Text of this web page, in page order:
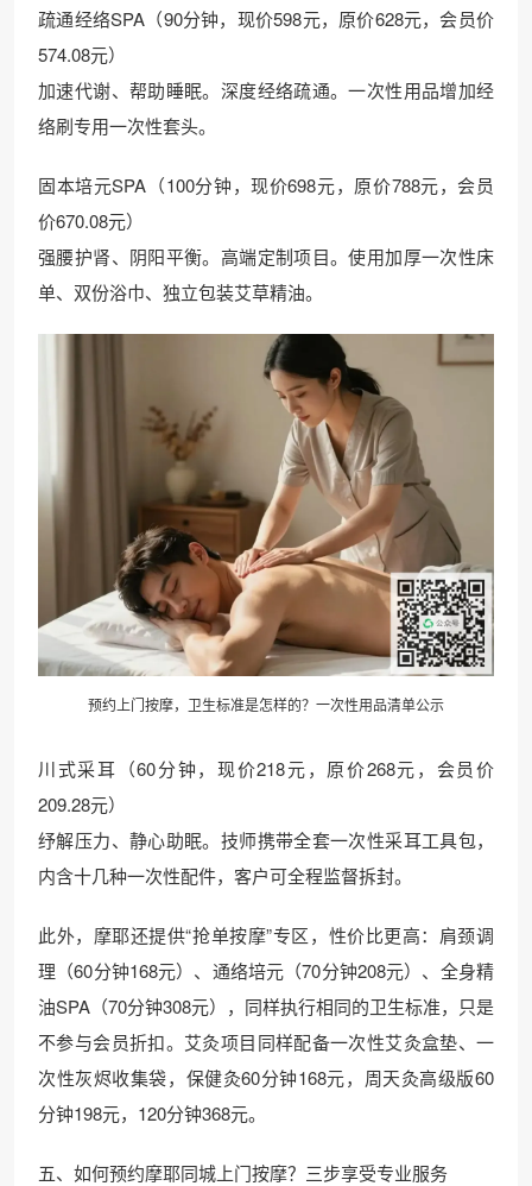
疏通经络SPA（90分钟，现价598元，原价628元，会员价
574.08元）
加速代谢、帮助睡眠。深度经络疏通。一次性用品增加经
络刷专用一次性套头。
固本培元SPA（100分钟，现价698元，原价788元，会员
价670.08元）
强腰护肾、阴阳平衡。高端定制项目。使用加厚一次性床
单、双份浴巾、独立包装艾草精油。
预约上门按摩，卫生标准是怎样的？一次性用品清单公示
川式采耳（60分钟，现价218元，原价268元，会员价
209.28元）
纾解压力、静心助眠。技师携带全套一次性采耳工具包，
内含十几种一次性配件，客户可全程监督拆封。
此外，摩耶还提供“抢单按摩”专区，性价比更高：肩颈调
理（60分钟168元）、通络培元（70分钟208元）、全身精
油SPA（70分钟308元），同样执行相同的卫生标准，只是
不参与会员折扣。艾灸项目同样配备一次性艾灸盒垫、一
次性灰烬收集袋，保健灸60分钟168元，周天灸高级版60
分钟198元，120分钟368元。
五、如何预约摩耶同城上门按摩？三步享受专业服务